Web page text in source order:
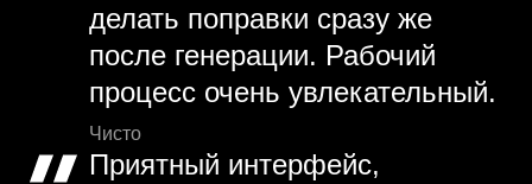
делать поправки сразу же
после генерации. Рабочий
процесс очень увлекательный.
Чисто
Приятный интерфейс,